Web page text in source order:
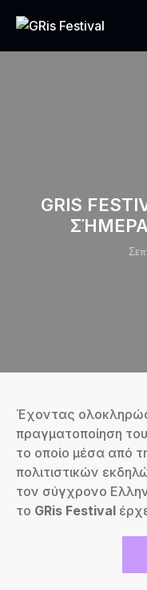
GRIS
Έχοντας
πραγματοποίηση του
το οποίο μέσα από
πολιτιστικών
τον σύγχρονο
το GRis Festival